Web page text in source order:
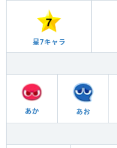
星7キャラ
あか あお